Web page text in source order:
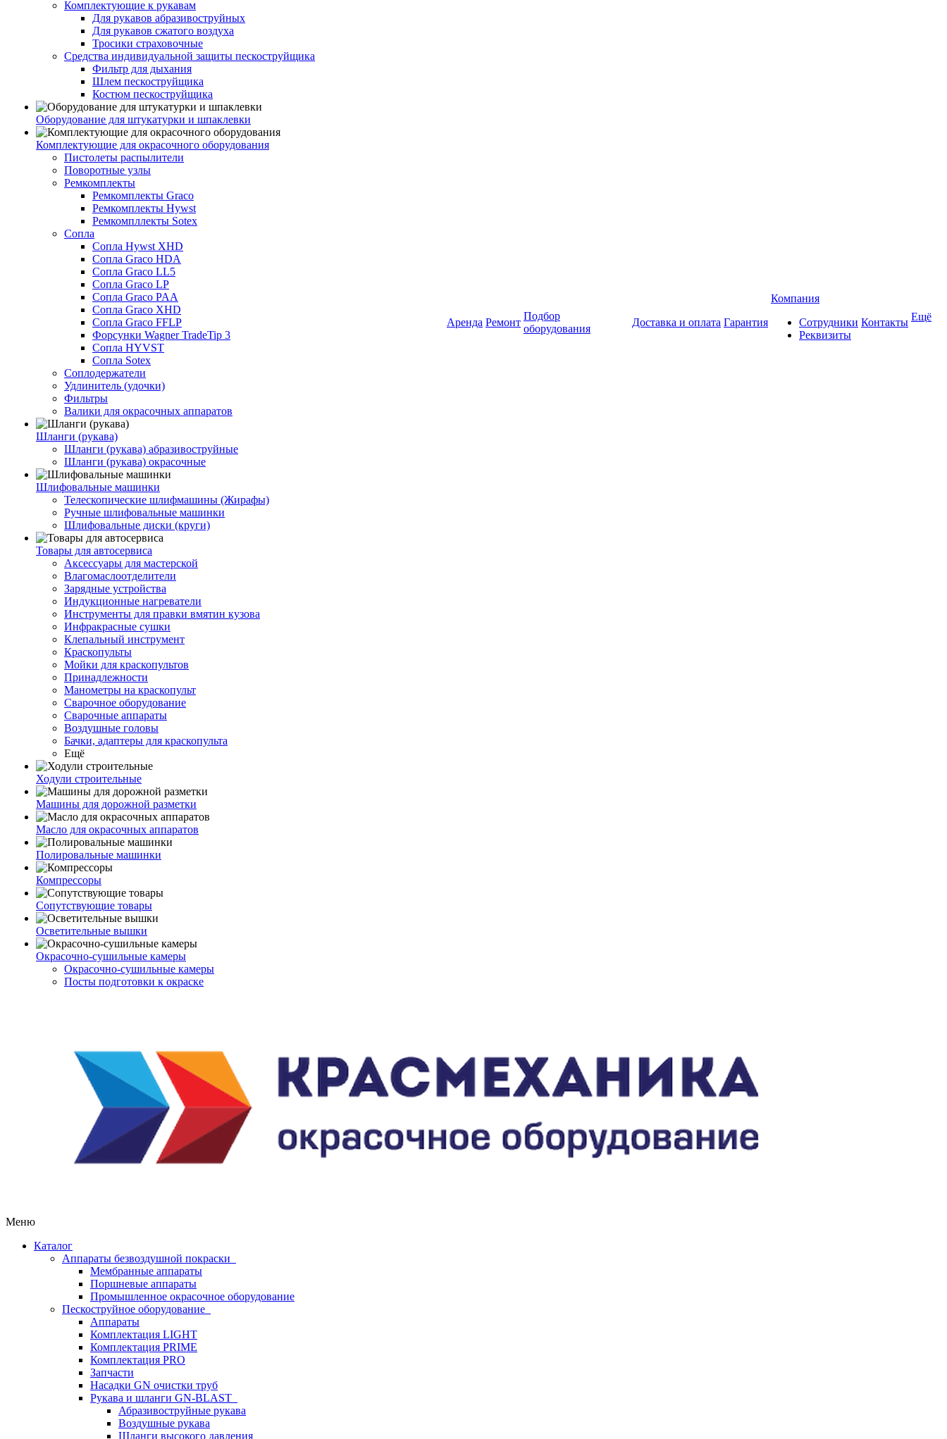
Комплектующие к рукавам
Для рукавов абразивоструйных
Для рукавов сжатого воздуха
Тросики страховочные
Средства индивидуальной защиты пескоструйщика
Фильтр для дыхания
Шлем пескоструйщика
Костюм пескоструйщика
Оборудование для штукатурки и шпаклевки
Комплектующие для окрасочного оборудования
Пистолеты распылители
Поворотные узлы
Ремкомплекты
Ремкомплекты Graco
Ремкомплекты Hywst
Ремкомпллекты Sotex
Сопла
Сопла Hywst XHD
Сопла Graco HDA
Сопла Graco LL5
Сопла Graco LP
Сопла Graco PAA
Сопла Graco XHD
Сопла Graco FFLP
Форсунки Wagner TradeTip 3
Сопла HYVST
Сопла Sotex
Соплодержатели
Удлинитель (удочки)
Фильтры
Валики для окрасочных аппаратов
Шланги (рукава)
Шланги (рукава) абразивоструйные
Шланги (рукава) окрасочные
Шлифовальные машинки
Телескопические шлифмашины (Жирафы)
Ручные шлифовальные машинки
Шлифовальные диски (круги)
Товары для автосервиса
Аксессуары для мастерской
Влагомаслоотделители
Зарядные устройства
Индукционные нагреватели
Инструменты для правки вмятин кузова
Инфракрасные сушки
Клепальный инструмент
Краскопульты
Мойки для краскопультов
Принадлежности
Манометры на краскопульт
Сварочное оборудование
Сварочные аппараты
Воздушные головы
Бачки, адаптеры для краскопульта
Ещё
Ходули строительные
Машины для дорожной разметки
Масло для окрасочных аппаратов
Полировальные машинки
Компрессоры
Сопутствующие товары
Осветительные вышки
Окрасочно-сушильные камеры
Окрасочно-сушильные камеры
Посты подготовки к окраске
Аренда Ремонт
Подбор
оборудования
Доставка и оплата Гарантия
Компания
Сотрудники
Реквизиты
Контакты Ещё
Меню
Каталог
Аппараты безвоздушной покраски
Мембранные аппараты
Поршневые аппараты
Промышленное окрасочное оборудование
Пескоструйное оборудование
Аппараты
Комплектация LIGHT
Комплектация PRIME
Комплектация PRO
Запчасти
Насадки GN очистки труб
Рукава и шланги GN-BLAST
Абразивоструйные рукава
Воздушные рукава
Шланги высокого давления